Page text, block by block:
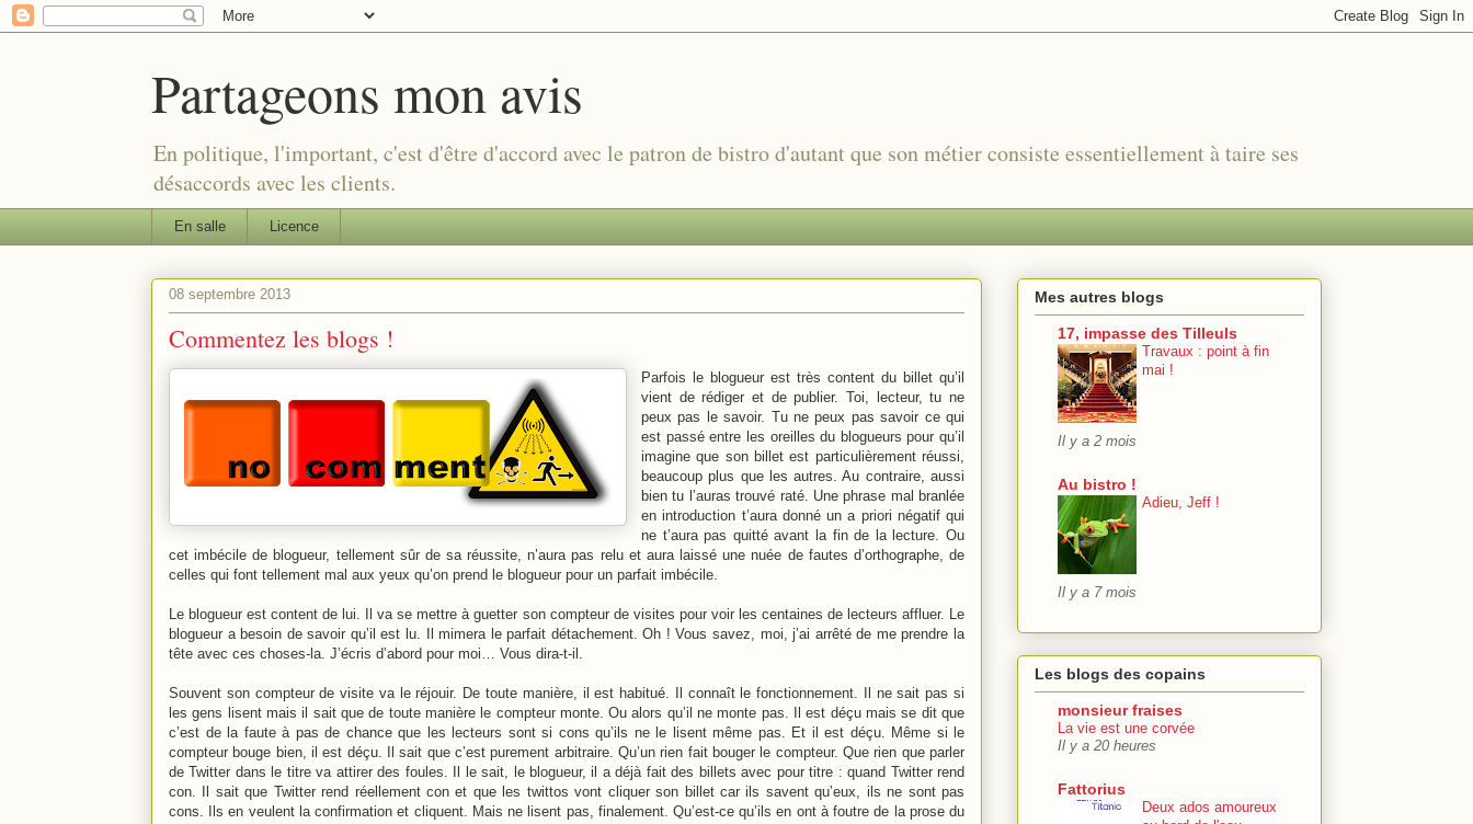
Partageons mon avis
En politique, l'important, c'est d'être d'accord avec le patron de bistro d'autant que son métier consiste essentiellement à taire ses
désaccords avec les clients.
En salle Licence
08 septembre 2013
Commentez les blogs !
Parfois le blogueur est très content du billet qu’il
vient de rédiger et de publier. Toi, lecteur, tu ne
peux pas le savoir. Tu ne peux pas savoir ce qui
est passé entre les oreilles du blogueurs pour qu’il
imagine que son billet est particulièrement réussi,
beaucoup plus que les autres. Au contraire, aussi
bien tu l’auras trouvé raté. Une phrase mal branlée
en introduction t’aura donné un a priori négatif qui
ne t’aura pas quitté avant la fin de la lecture. Ou
cet imbécile de blogueur, tellement sûr de sa réussite, n’aura pas relu et aura laissé une nuée de fautes d’orthographe, de
celles qui font tellement mal aux yeux qu’on prend le blogueur pour un parfait imbécile.
Le blogueur est content de lui. Il va se mettre à guetter son compteur de visites pour voir les centaines de lecteurs affluer. Le
blogueur a besoin de savoir qu’il est lu. Il mimera le parfait détachement. Oh ! Vous savez, moi, j’ai arrêté de me prendre la
tête avec ces choses-la. J’écris d’abord pour moi… Vous dira-t-il.
Souvent son compteur de visite va le réjouir. De toute manière, il est habitué. Il connaît le fonctionnement. Il ne sait pas si
les gens lisent mais il sait que de toute manière le compteur monte. Ou alors qu’il ne monte pas. Il est déçu mais se dit que
c’est de la faute à pas de chance que les lecteurs sont si cons qu’ils ne le lisent même pas. Et il est déçu. Même si le
compteur bouge bien, il est déçu. Il sait que c’est purement arbitraire. Qu’un rien fait bouger le compteur. Que rien que parler
de Twitter dans le titre va attirer des foules. Il le sait, le blogueur, il a déjà fait des billets avec pour titre : quand Twitter rend
con. Il sait que Twitter rend réellement con et que les twittos vont cliquer son billet car ils savent qu’eux, ils ne sont pas
cons. Ils en veulent la confirmation et cliquent. Mais ne lisent pas, finalement. Qu’est-ce qu’ils en ont à foutre de la prose du
Mes autres blogs
17, impasse des Tilleuls
Travaux : point à fin
mai !
Il y a 2 mois
Au bistro !
Adieu, Jeff !
Il y a 7 mois
Les blogs des copains
monsieur fraises
La vie est une corvée
Il y a 20 heures
Fattorius
Deux ados amoureux